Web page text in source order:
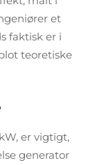
et
faktisk er i
teoretiske
er vigtigt,
generator